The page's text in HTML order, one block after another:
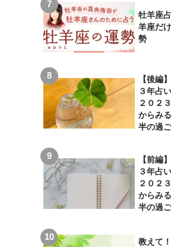
牡羊座
羊座だ
勢
【後編
３年占
２０２
からみ
半の過
【前編
３年占
２０２
からみ
半の過
教えて